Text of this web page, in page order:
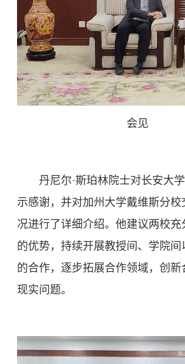
会见
丹尼尔·斯珀林院士对长安大
示感谢，并对加州大学戴维斯分
况进行了详细介绍。他建议两校
的优势，持续开展教授间、学院间
的合作，逐步拓展合作领域，创
现实问题。